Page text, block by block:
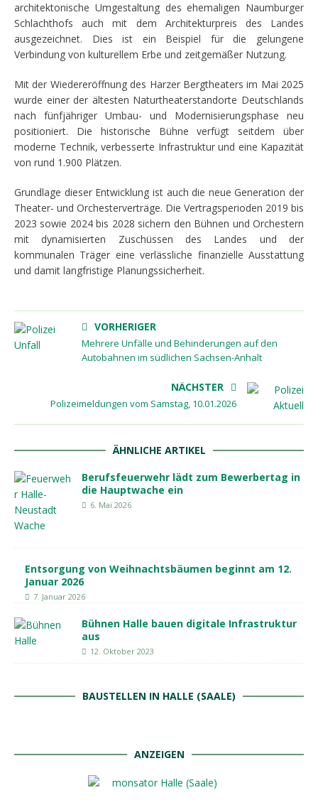
architektonische Umgestaltung des ehemaligen Naumburger
Schlachthofs auch mit dem Architekturpreis des Landes
ausgezeichnet. Dies ist ein Beispiel für die gelungene
Verbindung von kulturellem Erbe und zeitgemäßer Nutzung.
Mit der Wiedereröffnung des Harzer Bergtheaters im Mai 2025
wurde einer der ältesten Naturtheaterstandorte Deutschlands
nach fünfjähriger Umbau- und Modernisierungsphase neu
positioniert. Die historische Bühne verfügt seitdem über
moderne Technik, verbesserte Infrastruktur und eine Kapazität
von rund 1.900 Plätzen.
Grundlage dieser Entwicklung ist auch die neue Generation der
Theater- und Orchesterverträge. Die Vertragsperioden 2019 bis
2023 sowie 2024 bis 2028 sichern den Bühnen und Orchestern
mit dynamisierten Zuschüssen des Landes und der
kommunalen Träger eine verlässliche finanzielle Ausstattung
und damit langfristige Planungssicherheit.
VORHERIGER
Mehrere Unfälle und Behinderungen auf den
Autobahnen im südlichen Sachsen-Anhalt
NÄCHSTER
Polizeimeldungen vom Samstag, 10.01.2026
ÄHNLICHE ARTIKEL
Berufsfeuerwehr lädt zum Bewerbertag in
die Hauptwache ein
6. Mai 2026
Entsorgung von Weihnachtsbäumen beginnt am 12.
Januar 2026
7. Januar 2026
Bühnen Halle bauen digitale Infrastruktur
aus
12. Oktober 2023
BAUSTELLEN IN HALLE (SAALE)
ANZEIGEN